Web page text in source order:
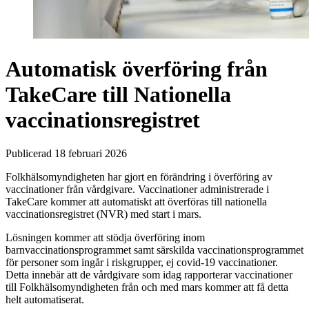
Automatisk överföring från
TakeCare till Nationella
vaccinationsregistret
Publicerad 18 februari 2026
Folkhälsomyndigheten har gjort en förändring i överföring av
vaccinationer från vårdgivare. Vaccinationer administrerade i
TakeCare kommer att automatiskt att överföras till nationella
vaccinationsregistret (NVR) med start i mars.
Lösningen kommer att stödja överföring inom
barnvaccinationsprogrammet samt särskilda vaccinationsprogrammet
för personer som ingår i riskgrupper, ej covid-19 vaccinationer.
Detta innebär att de vårdgivare som idag rapporterar vaccinationer
till Folkhälsomyndigheten från och med mars kommer att få detta
helt automatiserat.